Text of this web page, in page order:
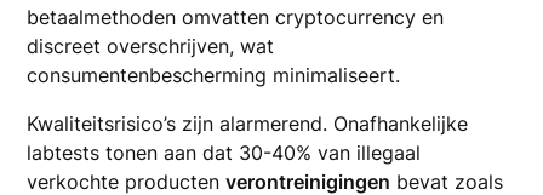
betaalmethoden omvatten cryptocurrency en
discreet overschrijven, wat
consumentenbescherming minimaliseert.
Kwaliteitsrisico’s zijn alarmerend. Onafhankelijke
labtests tonen aan dat 30-40% van illegaal
verkochte productenverontreinigingen bevat zoals